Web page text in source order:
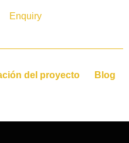
Enquiry
del proyecto Blog